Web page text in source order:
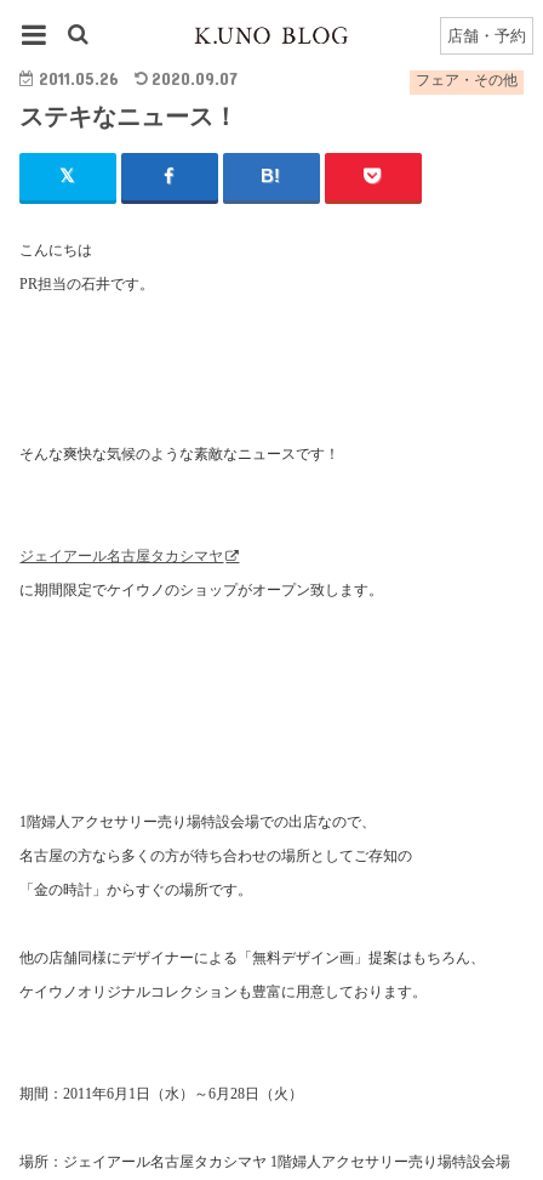
店舗・予約
フェア・その他
2011.05.26 2020.09.07
ステキなニュース！
こんにちは
PR担当の石井です。
そんな爽快な気候のような素敵なニュースです！
ジェイアール名古屋タカシマヤ
に期間限定でケイウノのショップがオープン致します。
1階婦人アクセサリー売り場特設会場での出店なので、
名古屋の方なら多くの方が待ち合わせの場所としてご存知の
「金の時計」からすぐの場所です。
他の店舗同様にデザイナーによる「無料デザイン画」提案はもちろん、
ケイウノオリジナルコレクションも豊富に用意しております。
期間：2011年6月 1 日（水）～6月28日（火）
場所：ジェイアール名古屋タカシマヤ 1階婦人アクセサリー売り場特設会場